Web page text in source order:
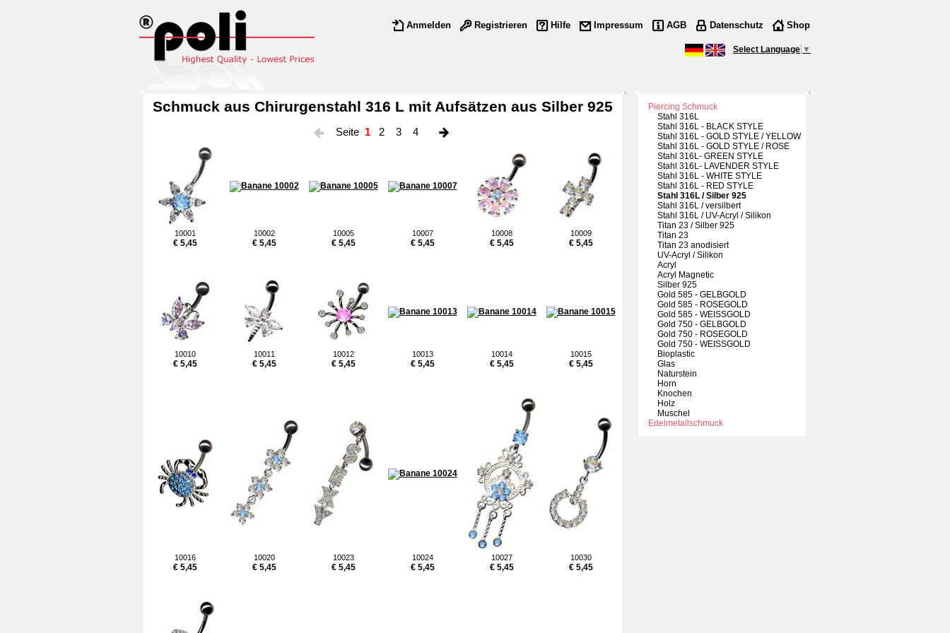
Anmelden Registrieren Hilfe Impressum AGB Datenschutz Shop
Select Language ▼
Schmuck aus Chirurgenstahl 316 L mit Aufsätzen aus Silber 925
Seite 1 2 3 4
10001
€ 5,45
10002
€ 5,45
10005
€ 5,45
10007
€ 5,45
10008
€ 5,45
10009
€ 5,45
10010
€ 5,45
10011
€ 5,45
10012
€ 5,45
10013
€ 5,45
10014
€ 5,45
10015
€ 5,45
10016
€ 5,45
10020
€ 5,45
10023
€ 5,45
10024
€ 5,45
10027
€ 5,45
10030
€ 5,45
Piercing Schmuck
Stahl 316L
Stahl 316L - BLACK STYLE
Stahl 316L - GOLD STYLE / YELLOW
Stahl 316L - GOLD STYLE / ROSE
Stahl 316L- GREEN STYLE
Stahl 316L- LAVENDER STYLE
Stahl 316L - WHITE STYLE
Stahl 316L - RED STYLE
Stahl 316L / Silber 925
Stahl 316L / versilbert
Stahl 316L / UV-Acryl / Silikon
Titan 23 / Silber 925
Titan 23
Titan 23 anodisiert
UV-Acryl / Silikon
Acryl
Acryl Magnetic
Silber 925
Gold 585 - GELBGOLD
Gold 585 - ROSEGOLD
Gold 585 - WEISSGOLD
Gold 750 - GELBGOLD
Gold 750 - ROSEGOLD
Gold 750 - WEISSGOLD
Bioplastic
Glas
Naturstein
Horn
Knochen
Holz
Muschel
Edelmetallschmuck